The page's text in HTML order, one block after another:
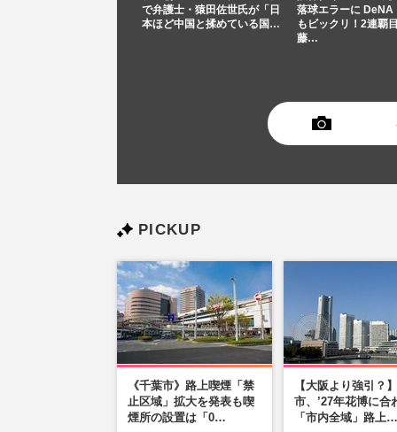
で弁護士・猿田佐世氏が「日
本ほど中国と揉めている国…
落球エラーに DeNA
もビックリ！2連覇
藤…
PICKUP
《千葉市》路上喫煙「禁
止区域」拡大を発表も喫
煙所の設置は「0…
【大阪より強引？
市、’27年花博に合
「市内全域」路上…